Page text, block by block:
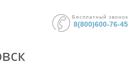
Бесплатный звонок
8(800)600-76-45